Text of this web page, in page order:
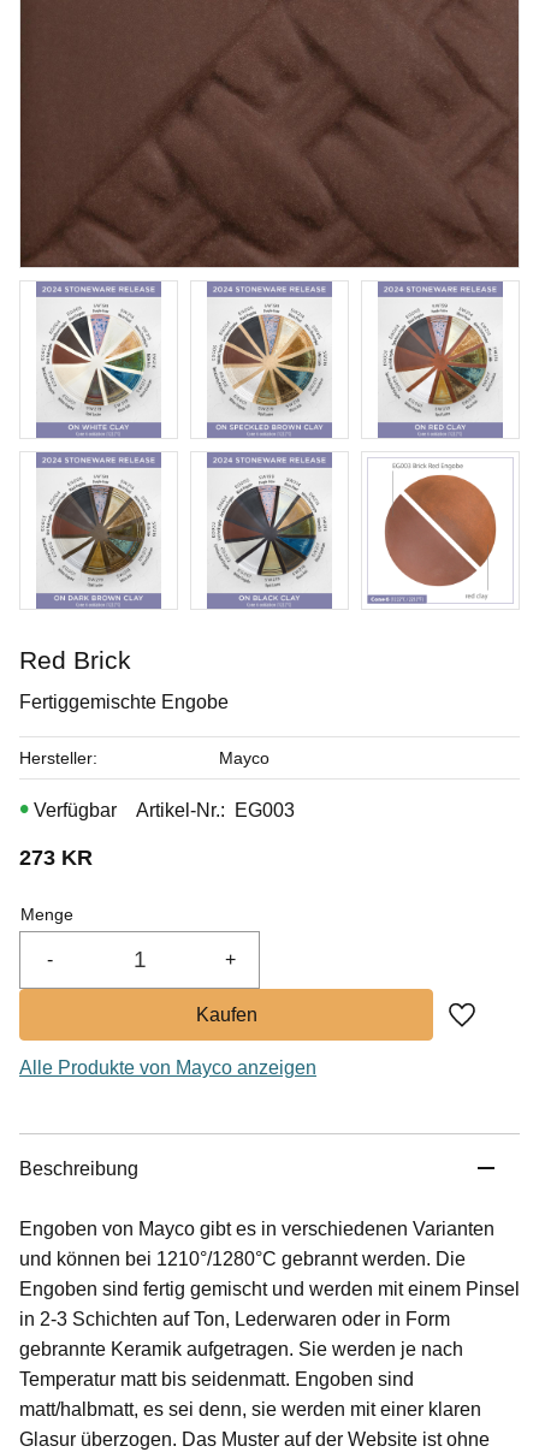
Opal Lustre
Penselglasyr för stengods
Art. nr: SW-219
Red Brick
Fertiggemischte Engobe
273 KR
Menge
+
-
Zu
Artikel-Nr. EG003
Hersteller Mayco
Alle Produkte von Mayco anzeigen
Beschreibung
Engoben von Mayco gibt es in verschiedenen Varianten
und können bei 1210°/1280°C gebrannt werden. Die
Engoben sind fertig gemischt und werden mit einem Pinsel
in 2-3 Schichten auf Ton, Lederwaren oder in Form
gebrannte Keramik aufgetragen. Sie werden je nach
Temperatur matt bis seidenmatt. Engoben sind
matt/halbmatt, es sei denn, sie werden mit einer klaren
Glasur überzogen. Das Muster auf der Website ist ohne